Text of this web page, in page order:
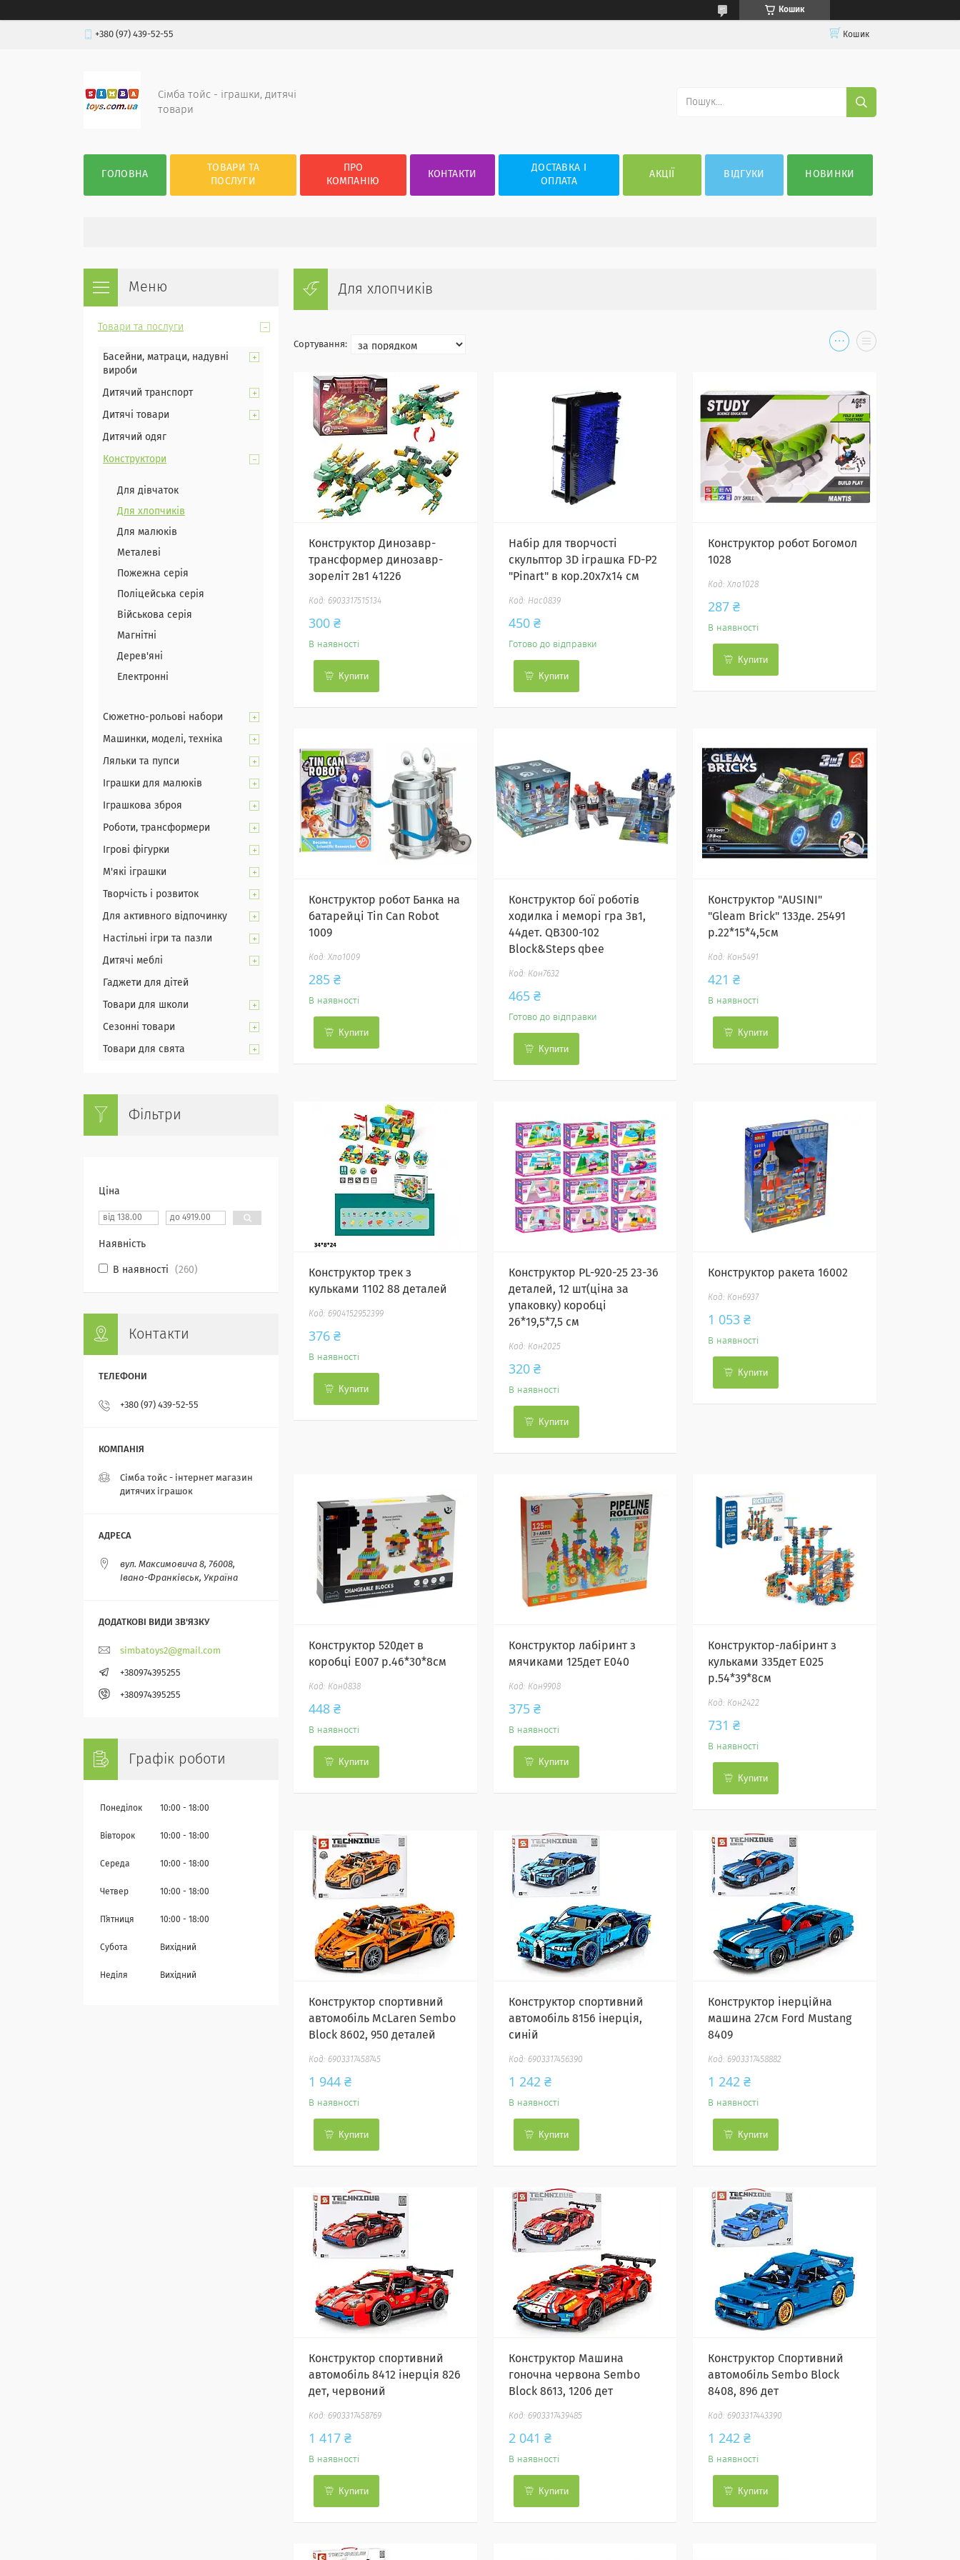
Кошик
+380 (97) 439-52-55 Кошик
Сімба тойс - іграшки, дитячі
товари
ГОЛОВНА
ТОВАРИ ТА
ПОСЛУГИ
ПРО
КОМПАНІЮ
КОНТАКТИ
ДОСТАВКА І
ОПЛАТА
АКЦІЇ ВІДГУКИ НОВИНКИ
Для хлопчиків
Конструктор Динозавр-
трансформер динозавр-
зореліт 2в1 41226
6903317515134
300 ₴
В наявності
Купити
Набір для творчості
скульптор 3D іграшка FD-P2
"Pinart" в кор.20x7x14 см
Нас0839
450 ₴
Готово до відправки
Купити
Конструктор робот Богомол
1028
Хло1028
287 ₴
В наявності
Купити
Конструктор робот Банка на
батарейці Tin Can Robot
1009
Хло1009
285 ₴
В наявності
Купити
Конструктор бої роботів
ходилка і меморі гра 3в1,
44дет. QB300-102
Block&Steps qbee
Кон7632
465 ₴
Готово до відправки
Купити
Конструктор "AUSINI"
"Gleam Brick" 133де. 25491
р.22*15*4,5см
Кон5491
421 ₴
В наявності
Купити
Конструктор трек з
кульками 1102 88 деталей
6904152952399
376 ₴
В наявності
Купити
Конструктор PL-920-25 23-36
деталей, 12 шт(ціна за
упаковку) коробці
26*19,5*7,5 см
Кон2025
320 ₴
В наявності
Купити
Конструктор ракета 16002
Кон6937
1 053 ₴
В наявності
Купити
Конструктор 520дет в
коробці E007 р.46*30*8см
Кон0838
448 ₴
В наявності
Купити
Конструктор лабіринт з
мячиками 125дет E040
Кон9908
375 ₴
В наявності
Купити
Конструктор-лабіринт з
кульками 335дет E025
р.54*39*8см
Кон2422
731 ₴
В наявності
Купити
Конструктор спортивний
автомобіль McLaren Sembo
Block 8602, 950 деталей
6903317458745
1 944 ₴
В наявності
Купити
Конструктор спортивний
автомобіль 8156 інерція,
синій
6903317456390
1 242 ₴
В наявності
Купити
Конструктор інерційна
машина 27см Ford Mustang
8409
6903317458882
1 242 ₴
В наявності
Купити
Конструктор спортивний
автомобіль 8412 інерція 826
дет, червоний
6903317458769
1 417 ₴
В наявності
Купити
Конструктор Машина
гоночна червона Sembo
Block 8613, 1206 дет
6903317439485
2 041 ₴
В наявності
Купити
Конструктор Спортивний
автомобіль Sembo Block
8408, 896 дет
6903317443390
1 242 ₴
В наявності
Купити
Товари та послуги
Басейни, матраци, надувні
вироби
Дитячий транспорт
Дитячі товари
Дитячий одяг
Конструктори
Для дівчаток
Для хлопчиків
Для малюків
Металеві
Пожежна серія
Поліцейська серія
Військова серія
Магнітні
Дерев'яні
Електронні
Сюжетно-рольові набори
Машинки, моделі, техніка
Ляльки та пупси
Іграшки для малюків
Іграшкова зброя
Роботи, трансформери
Ігрові фігурки
М'які іграшки
Творчість і розвиток
Для активного відпочинку
Настільні ігри та пазли
Дитячі меблі
Гаджети для дітей
Товари для школи
Сезонні товари
Товари для свята
Фільтри
Ціна
Наявність
В наявності 260
Контакти
+380 (97) 439-52-55
Сімба тойс - інтернет магазин
дитячих іграшок
вул. Максимовича 8, 76008,
Івано-Франківськ, Україна
simbatoys2@gmail.com
+380974395255
+380974395255
Графік роботи
Понеділок 10:00 18:00
Вівторок 10:00 18:00
Середа 10:00 18:00
Четвер 10:00 18:00
Пʼятниця 10:00 18:00
Субота Вихідний
Неділя Вихідний